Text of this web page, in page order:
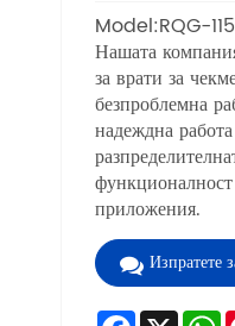
Model:RQG-
Нашата
за врати за
безпроблемна
надеждна
приложения.
Изпратете